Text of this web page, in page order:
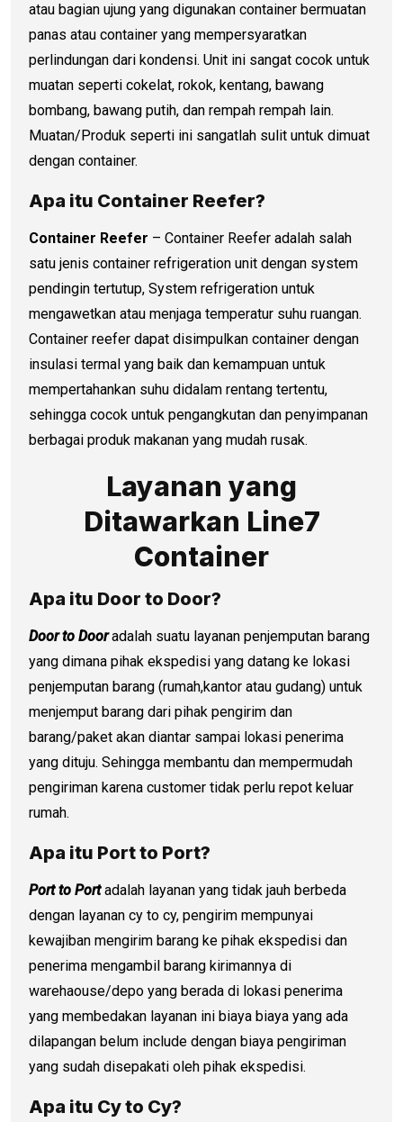
atau bagian ujung yang digunakan container bermuatan
panas atau container yang mempersyaratkan
perlindungan dari kondensi. Unit ini sangat cocok untuk
muatan seperti cokelat, rokok, kentang, bawang
bombang, bawang putih, dan rempah rempah lain.
Muatan/Produk seperti ini sangatlah sulit untuk dimuat
dengan container.
Apa itu Container Reefer?
Container Reefer – Container Reefer adalah salah
satu jenis container refrigeration unit dengan system
pendingin tertutup, System refrigeration untuk
mengawetkan atau menjaga temperatur suhu ruangan.
Container reefer dapat disimpulkan container dengan
insulasi termal yang baik dan kemampuan untuk
mempertahankan suhu didalam rentang tertentu,
sehingga cocok untuk pengangkutan dan penyimpanan
berbagai produk makanan yang mudah rusak.
Layanan yang
Ditawarkan Line7
Container
Apa itu Door to Door?
Door to Dooradalah suatu layanan penjemputan barang
yang dimana pihak ekspedisi yang datang ke lokasi
penjemputan barang (rumah,kantor atau gudang) untuk
menjemput barang dari pihak pengirim dan
barang/paket akan diantar sampai lokasi penerima
yang dituju. Sehingga membantu dan mempermudah
pengiriman karena customer tidak perlu repot keluar
rumah.
Apa itu Port to Port?
Port to Port adalah layanan yang tidak jauh berbeda
dengan layanan cy to cy, pengirim mempunyai
kewajiban mengirim barang ke pihak ekspedisi dan
penerima mengambil barang kirimannya di
warehaouse/depo yang berada di lokasi penerima
yang membedakan layanan ini biaya biaya yang ada
dilapangan belum include dengan biaya pengiriman
yang sudah disepakati oleh pihak ekspedisi.
Apa itu Cy to Cy?